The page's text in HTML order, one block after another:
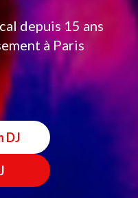
depuis 15 ans
à Paris
DJ